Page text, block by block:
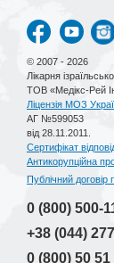
© 2007 - 2026
Лікарня
ТОВ «Медікс-Рей
Ліцензія МОЗ
АГ №599053
від 28.11.2011.
Сертифікат
Антикорупційна
Публічний
0 (800) 500-
+38 (044)
0 (800) 50 51